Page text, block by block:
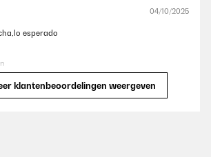
04/10/2025
esperado
klantenbeoordelingen weergeven